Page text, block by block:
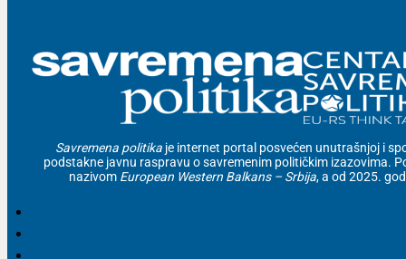
Savremena politika je internet portal posvećen unutrašnjoj i
podstakne javnu raspravu o savremenim političkim izazovima.
nazivom European Western Balkans – Srbija, a od 2025.